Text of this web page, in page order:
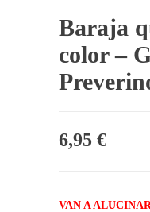
Baraja
color –
6,95 €
VAN A